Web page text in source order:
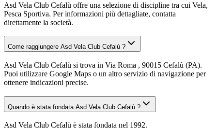
Asd Vela Club Cefalù offre una selezione di discipline tra cui Vela,
Pesca Sportiva. Per informazioni più dettagliate, contatta
direttamente la società.
Come raggiungere Asd Vela Club Cefalù ?
Asd Vela Club Cefalù si trova in Via Roma , 90015 Cefalù (PA).
Puoi utilizzare Google Maps o un altro servizio di navigazione per
ottenere indicazioni precise.
Quando è stata fondata Asd Vela Club Cefalù ?
Asd Vela Club Cefalù è stata fondata nel 1992.